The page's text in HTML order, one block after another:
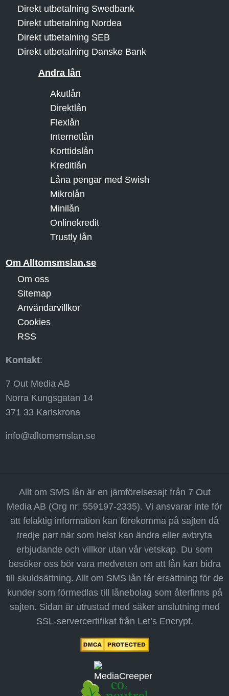
Direkt utbetalning Swedbank
Direkt utbetalning Nordea
Direkt utbetalning SEB
Direkt utbetalning Danske Bank
Andra lån
Akutlån
Direktlån
Flexlån
Internetlån
Korttidslån
Kreditlån
Låna pengar med Swish
Mikrolån
Minilån
Onlinekredit
Trustly lån
Om Alltomsmslan.se
Om oss
Sitemap
Användarvillkor
Cookies
RSS
Kontakt:
7 Out Media AB
Norra Kungsgatan 14
371 33 Karlskrona
info@alltomsmslan.se
Allt om SMS lån är en jämförelsesajt från 7 Out
Media AB (Org nr: 559197-2335). Vi ansvarar inte för
att felaktig information kan förekomma på sajten då
tredje part när som helst kan ändra eller avbryta
erbjudande och villkor utan vår vetskap. Du som
besöker oss bör vara medveten om att lån kan bidra
till skuldsättning. Allt om SMS lån får ersättning för de
kunder som förmedlas till lånebolag som återfinns på
sajten. Sidan är utrustad med säker anslutning med
SSL-servercertifikat från Let’s Encrypt.